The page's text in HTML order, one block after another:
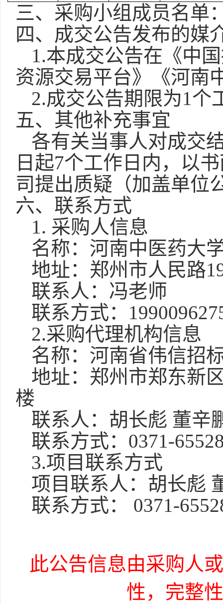
三、采购小组成员名单
四、成交公告发布的媒
1.本成交公告在 《中
资源交易平台》《河南
2.成交公告期限为1个
五、其他补充事宜
各有关当事人对成交
日起7个工作日内，以
司提出质疑（加盖单位
六、联系方式
1. 采购人信息
名称：河南中医药大
地址：郑州市人民路
联系人：冯老师
联系方式：
2.采购代理机构信息
名称：河南省伟信招
地址：郑州市郑东新
楼
联系人：胡长彪 董辛
联系方式： 0371-
3.项目联系方式
项目联系人：胡长彪
联系方式：
0371-
此公告信息由采购人
性，完整